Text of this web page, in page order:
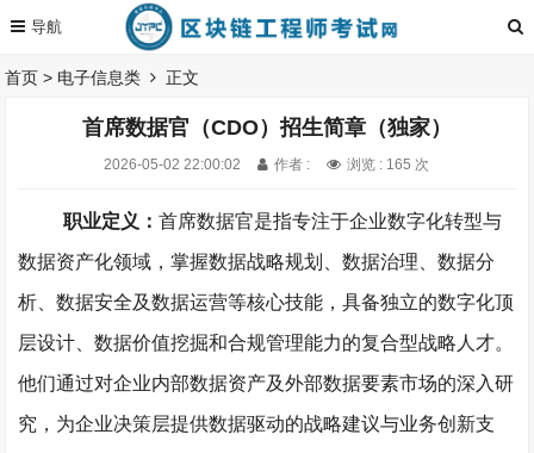
首页 > 电子信息类 正文
首席数据官（CDO）招生简章（独家）
2026-05-02 22:00:02 作者 : 浏览 : 165 次
职业定义： 首席数据官是指专注于企业数字化转型与
数据资产化领域，掌握数据战略规划、数据治理、数据分
析、数据安全及数据运营等核心技能，具备独立的数字化顶
层设计、数据价值挖掘和合规管理能力的复合型战略人才。
他们通过对企业内部数据资产及外部数据要素市场的深入研
究，为企业决策层提供数据驱动的战略建议与业务创新支